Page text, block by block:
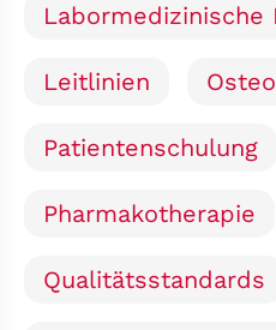
Labormedizinische
Leitlinien
Patientenschulung
Pharmakotherapie
Qualitätsstandards